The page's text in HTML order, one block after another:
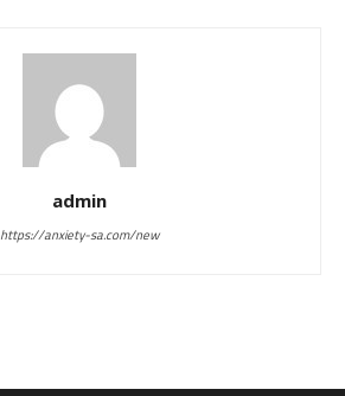
admin
https://anxiety-sa.com/new